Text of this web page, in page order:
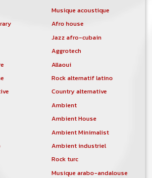
Musique acoustique
Afro house
Jazz afro-cubain
Aggrotech
Allaoui
Rock alternatif latino
Country alternative
Ambient
Ambient House
Ambient Minimalist
Ambient industriel
Rock turc
Musique arabo-andalouse